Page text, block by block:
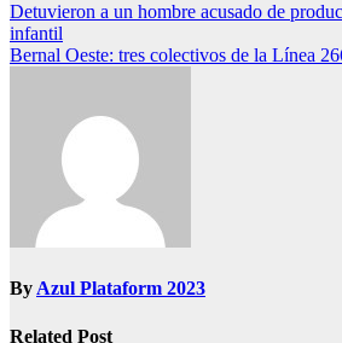
Detuvieron a un hombre acusado de
infantil
Bernal Oeste: tres colectivos de la Línea
ByAzul Plataform 2023
Related Post